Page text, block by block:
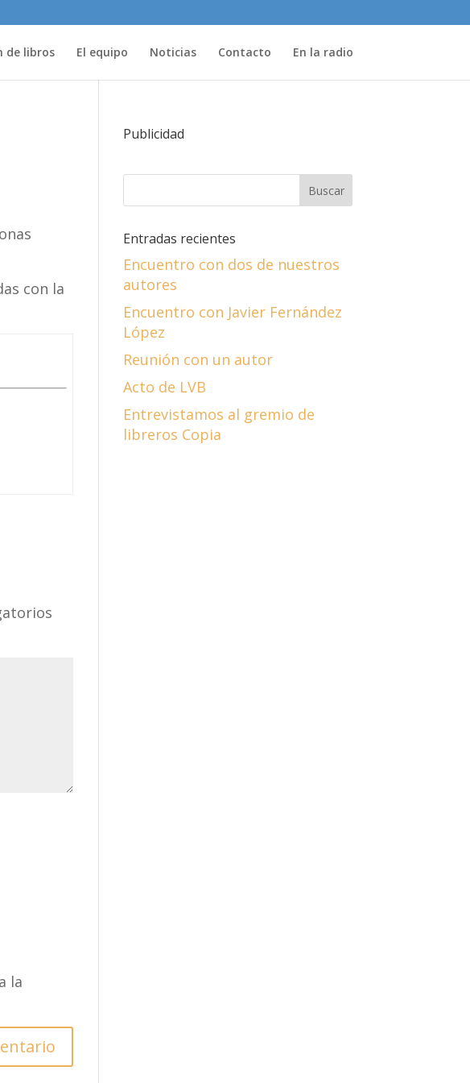
de libros El equipo Noticias Contacto En la radio
con la
la
Publicidad
Entradas recientes
Encuentro con dos de nuestros
autores
Encuentro con Javier Fernández
López
Reunión con un autor
Acto de LVB
Entrevistamos al gremio de
libreros Copia